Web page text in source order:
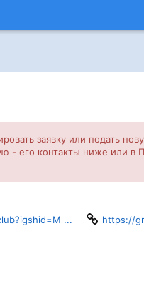
заявку или подать
- его контакты ниже или
... https://